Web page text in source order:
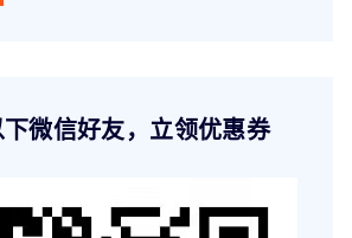
微信好友，立领优惠券